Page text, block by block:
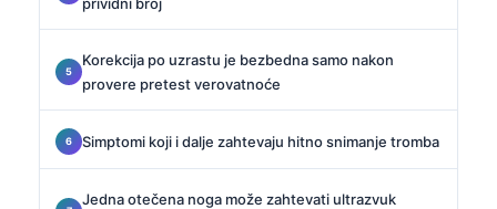
Korekcija po uzrastu je bezbedna samo nakon
provere pretest verovatnoće
Simptomi koji i dalje zahtevaju hitno snimanje tromba
Jedna otečena noga može zahtevati ultrazvuk